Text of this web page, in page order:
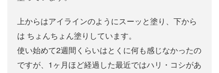
上からはアイラインのようにスーッと塗り、下から
は ちょんちょん塗りしています。
使い始めて2週間くらいはとくに何も感じなかったの
ですが、1ヶ月ほど経過した最近ではハリ・コシがあ